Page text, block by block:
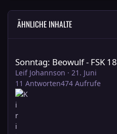
ÄHNLICHE INHALTE
Sonntag: Beowulf - FSK
Leif Johannson · 21. Juni
11 Antworten474 Aufrufe